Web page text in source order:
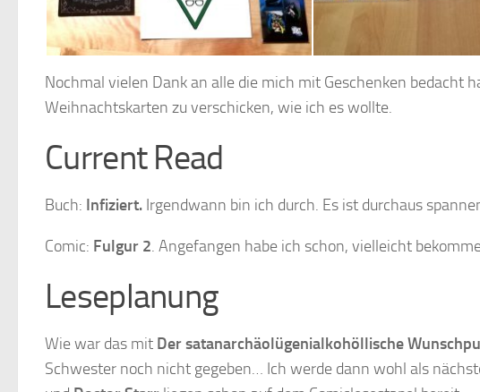
Nochmal vielen Dank an alle die mich mit Geschenken bedacht
Weihnachtskarten zu verschicken, wie ich es wollte.
Current Read
Buch: Infiziert. Irgendwann bin ich durch. Es ist durchaus
Comic: Fulgur 2. Angefangen habe ich schon, vielleicht
Leseplanung
Wie war das mit Der satanarchäolügenialkohöllische
Schwester noch nicht gegeben… Ich werde dann wohl als